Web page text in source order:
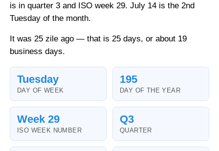
is in quarter 3 and ISO week 29. July 14 is the 2nd
Tuesday of the month.
It was 25 zile ago — that is 25 days, or about 19
business days.
Tuesday
DAY OF WEEK
195
DAY OF THE YEAR
Week 29
ISO WEEK NUMBER
Q3
QUARTER